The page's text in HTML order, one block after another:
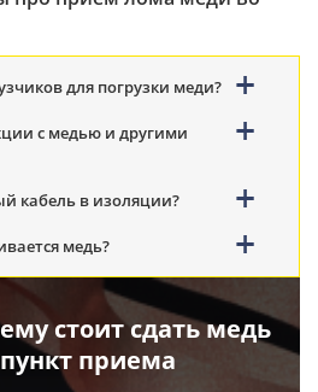
для погрузки меди?
с медью и другими
кабель в изоляции?
медь?
стоит сдать медь
приема